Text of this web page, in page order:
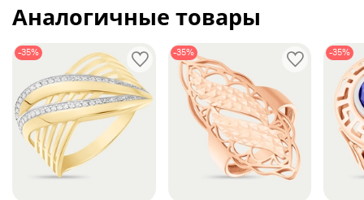
Аналогичные товары
-35% -35% -35%